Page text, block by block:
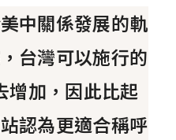
中關係發展的軌
台灣可以施行的
增加，因此比起
認為更適合稱呼